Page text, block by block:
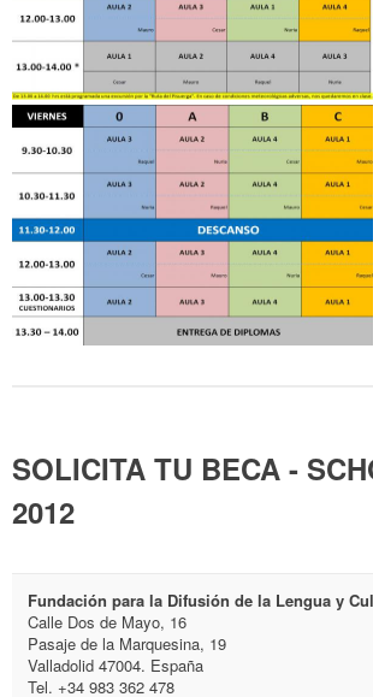
SOLICITA TU BECA -
2012
Fundación para la Difusión de la Lengua y
Calle Dos de Mayo, 16
Pasaje de la Marquesina, 19
Valladolid 47004. España
Tel. +34 983 362 478